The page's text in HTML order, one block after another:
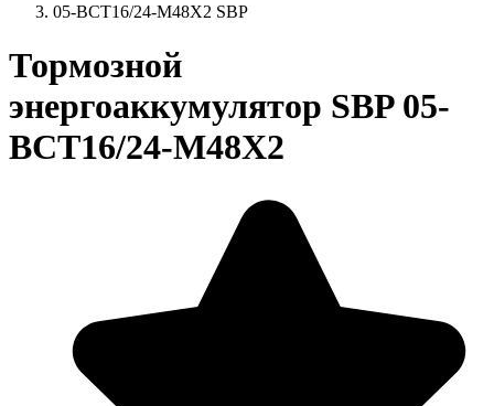
05-BCT16/24-M48X2 SBP
Тормозной
энергоаккумулятор SBP 05-
BCT16/24-M48X2